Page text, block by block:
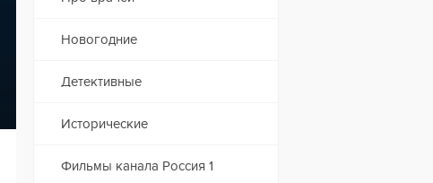
Новогодние
Детективные
Исторические
Фильмы канала Россия 1